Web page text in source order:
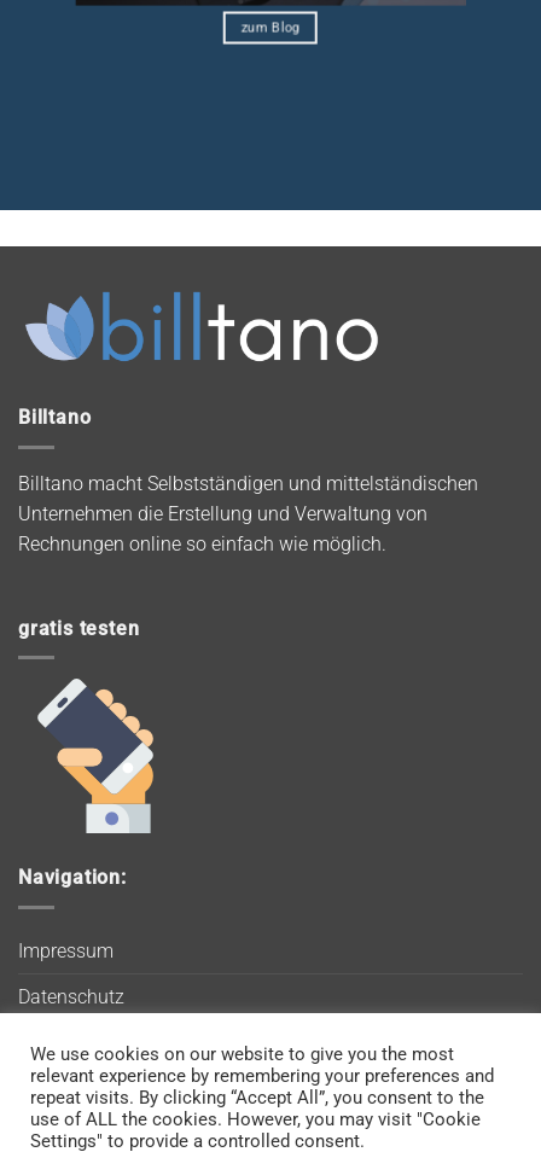
zum Blog
Billtano
Billtano macht Selbstständigen und mittelständischen
Unternehmen die Erstellung und Verwaltung von
Rechnungen online so einfach wie möglich.
gratis testen
Navigation:
Impressum
Datenschutz
AGB
Blog
Kontakt
We use cookies on our website to give you the most
relevant experience by remembering your preferences and
repeat visits. By clicking “Accept All”, you consent to the
use of ALL the cookies. However, you may visit "Cookie
Settings" to provide a controlled consent.
Wir verwenden Cookies, um sicherzustellen, dass Sie auf
unserer Website die bestmögliche Erfahrung machen. Wenn
Sie diese Website weiterhin nutzen, gehen wir davon aus, dass